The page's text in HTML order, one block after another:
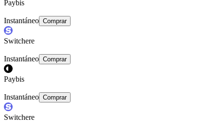
Paybis
Instantáneo Comprar
Switchere
Instantáneo Comprar
Paybis
Instantáneo Comprar
Switchere